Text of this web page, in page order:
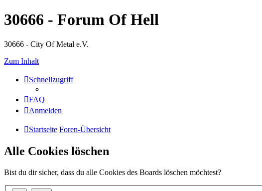
30666 - Forum Of Hell
30666 - City Of Metal e.V.
Zum Inhalt
Schnellzugriff
FAQ
Anmelden
Startseite Foren-Übersicht
Alle Cookies löschen
Bist du dir sicher, dass du alle Cookies des Boards löschen möchtest?